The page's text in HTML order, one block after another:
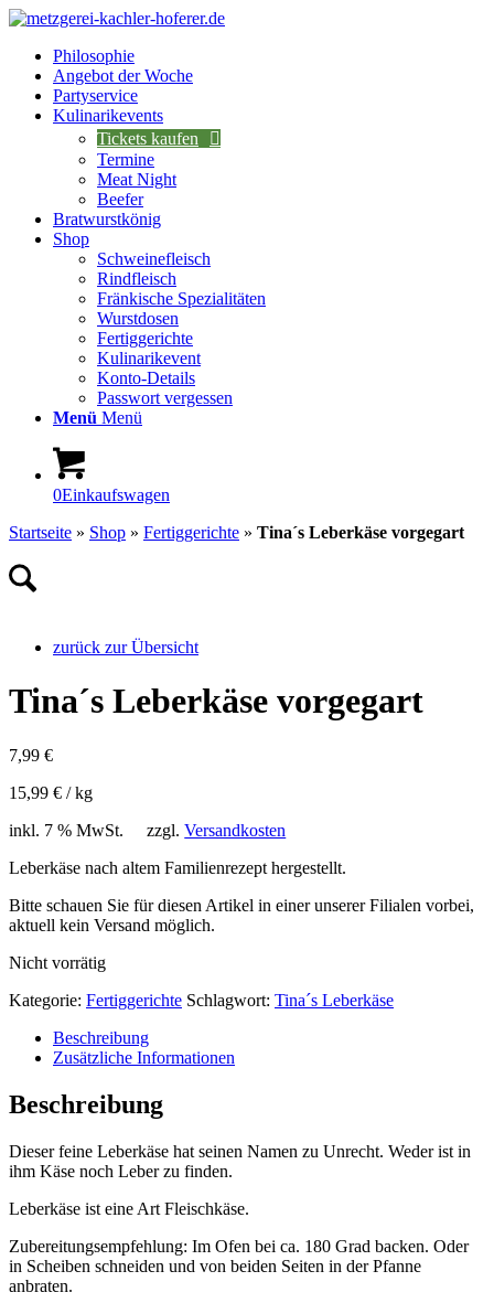
Philosophie
Angebot der Woche
Partyservice
Kulinarikevents
Tickets kaufen
Termine
Meat Night
Beefer
Bratwurstkönig
Shop
Schweinefleisch
Rindfleisch
Fränkische Spezialitäten
Wurstdosen
Fertiggerichte
Kulinarikevent
Konto-Details
Passwort vergessen
Menü Menü
0Einkaufswagen
Startseite » Shop » Fertiggerichte » Tina´s Leberkäse vorgegart
zurück zur Übersicht
Tina´s Leberkäse vorgegart
7,99 €
15,99 € /kg
inkl. 7 % MwSt.
zzgl.Versandkosten
Leberkäse nach altem Familienrezept hergestellt.
Bitte schauen Sie für diesen Artikel in einer unserer Filialen vorbei,
aktuell kein Versand möglich.
Nicht vorrätig
Kategorie: Fertiggerichte Schlagwort: Tina´s Leberkäse
Beschreibung
Zusätzliche Informationen
Beschreibung
Dieser feine Leberkäse hat seinen Namen zu Unrecht. Weder ist in
ihm Käse noch Leber zu finden.
Leberkäse ist eine Art Fleischkäse.
Zubereitungsempfehlung: Im Ofen bei ca. 180 Grad backen. Oder
in Scheiben schneiden und von beiden Seiten in der Pfanne
anbraten.